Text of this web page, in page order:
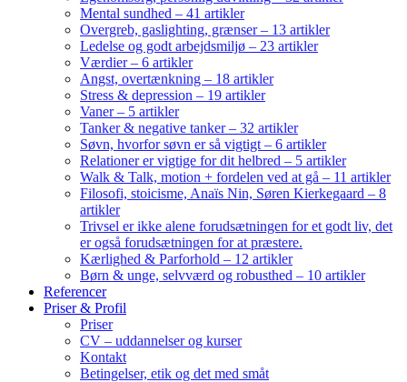
Mental sundhed – 41 artikler
Overgreb, gaslighting, grænser – 13 artikler
Ledelse og godt arbejdsmiljø – 23 artikler
Værdier – 6 artikler
Angst, overtænkning – 18 artikler
Stress & depression – 19 artikler
Vaner – 5 artikler
Tanker & negative tanker – 32 artikler
Søvn, hvorfor søvn er så vigtigt – 6 artikler
Relationer er vigtige for dit helbred – 5 artikler
Walk & Talk, motion + fordelen ved at gå – 11 artikler
Filosofi, stoicisme, Anaïs Nin, Søren Kierkegaard – 8
artikler
Trivsel er ikke alene forudsætningen for et godt liv, det
er også forudsætningen for at præstere.
Kærlighed & Parforhold – 12 artikler
Børn & unge, selvværd og robusthed – 10 artikler
Referencer
Priser & Profil
Priser
CV – uddannelser og kurser
Kontakt
Betingelser, etik og det med småt